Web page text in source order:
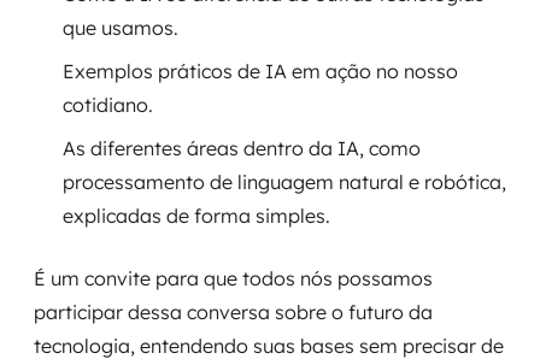
que usamos.
Exemplos práticos de IA em ação no nosso
cotidiano.
As diferentes áreas dentro da IA, como
processamento de linguagem natural e robótica,
explicadas de forma simples.
É um convite para que todos nós possamos
participar dessa conversa sobre o futuro da
tecnologia, entendendo suas bases sem precisar de